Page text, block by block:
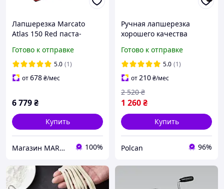
Лапшерезка Marcato
Atlas 150 Red паста-
нарезки теста Оригинал!
Готово к отправке
5.0 (1)
от678₴/мес
6 779₴
Купить
Магазин MARCATO 100%
Ручная лапшерезка
хорошего качества
изготовление лапши
Машинки для домашней
52413698-65
Готово к отправке
5.0 (1)
от210₴/мес
1 260₴
2 520 ₴
Купить
Polcan 96%